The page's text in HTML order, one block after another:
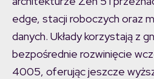
edge, stacji roboczych oraz
danych. Układy korzystają z
bezpośrednie rozwinięcie
4005, oferując jeszcze